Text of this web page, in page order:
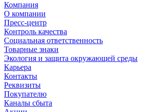
Компания
О компании
Пресс-центр
Контроль качества
Социальная ответственность
Товарные знаки
Экология и защита окружающей среды
Карьера
Контакты
Реквизиты
Покупателю
Каналы сбыта